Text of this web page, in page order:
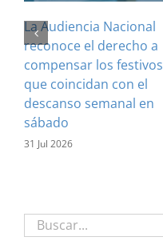
La Audiencia Nacional
reconoce el derecho a
compensar los festivos
que coincidan con el
descanso semanal en
sábado
31 Jul 2026
Buscar: